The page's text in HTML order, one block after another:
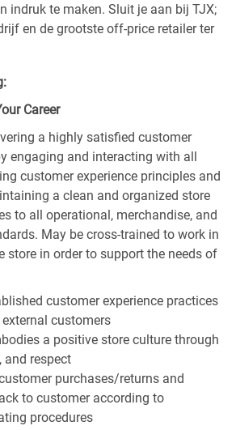
indruk te maken. Sluit je aan bij TJX;
en de grootste off-price retailer ter
Career
a highly satisfied customer
engaging and interacting with all
customer experience principles and
a clean and organized store
to all operational, merchandise, and
May be cross-trained to work in
store in order to support the needs of
customer experience practices
customers
a positive store culture through
and respect
purchases/returns and
to customer according to
procedures